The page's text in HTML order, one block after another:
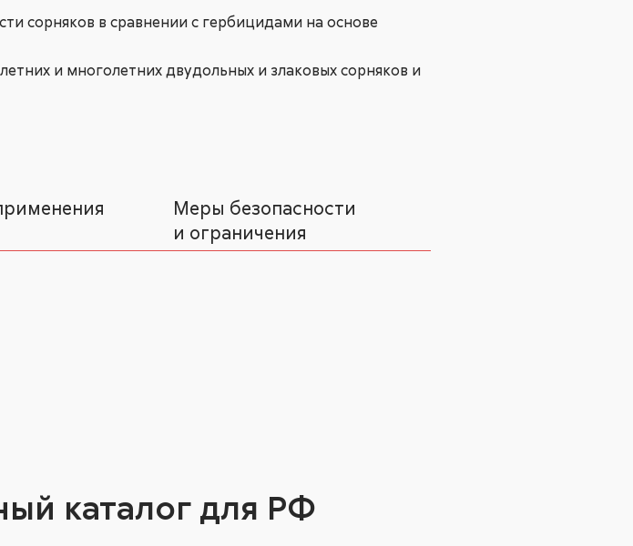
сорняков в сравнении с гербицидами на основе
и многолетних двудольных и злаковых сорняков и
Меры безопасности
и ограничения
каталог для РФ